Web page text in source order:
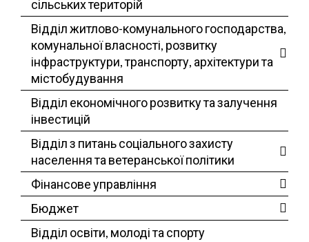
сільських територій
Відділ житлово-комунального господарства,
комунальної власності, розвитку
інфраструктури, транспорту, архітектури та
містобудування
Відділ економічного розвитку та залучення
інвестицій
Відділ з питань соціального захисту
населення та ветеранської політики
Фінансове управління
Бюджет
Відділ освіти, молоді та спорту